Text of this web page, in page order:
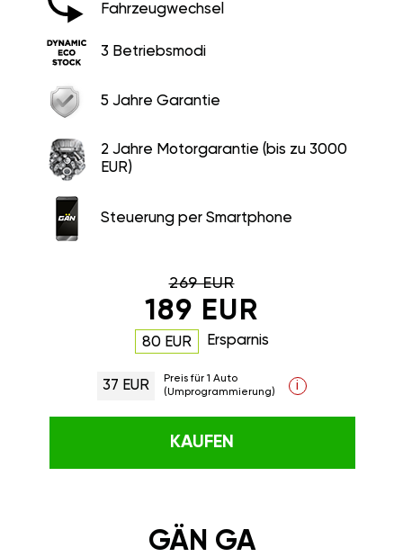
Fahrzeugwechsel
3 Betriebsmodi
5 Jahre Garantie
2 Jahre Motorgarantie (bis zu 3000
EUR)
Steuerung per Smartphone
269 EUR
189 EUR
80 EUR Ersparnis
37 EUR
Preis für 1 Auto
(Umprogrammierung)
i
KAUFEN
GÄN GA